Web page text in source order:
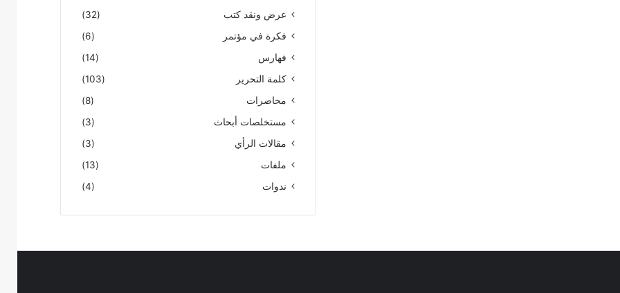
عرض ونقد كتب
(32)
فكرة في مؤتمر
(6)
فهارس
(14)
كلمة التحرير
(103)
محاضرات
(8)
مستخلصات أبحاث
(3)
مقالات الرأي
(3)
ملفات
(13)
ندوات
(4)